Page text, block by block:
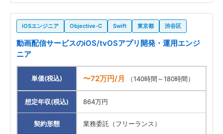
iOSエンジニア Objective-C Swift 東京都 渋谷区
動画配信サービスのiOS/tvOSアプリ開発・運用エンジ
ニア
単価(税込) 〜72万円/月 （140時間～180時間）
想定年収(税込) 864万円
契約形態 業務委託（フリーランス）